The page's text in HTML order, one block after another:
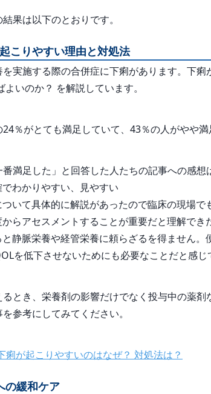
果は以下のとおりです。
こりやすい理由と対処法
実施する際の合併症に下痢があります。下痢
いのか？ を解説しています。
％がとても満足していて、43％の人がやや満
満足した」と回答した人たちの記事への感想
わかりやすい、見やすい
いて具体的に解説があったので臨床の現場で
らアセスメントすることが重要だと理解でき
静脈栄養や経管栄養に頼らざるを得ません。
を低下させないためにも必要なことだと感じ
とき、栄養剤の影響だけでなく投与中の薬剤
参考にしてみてください。
痢が起こりやすいのはなぜ？ 対処法は？
の緩和ケア